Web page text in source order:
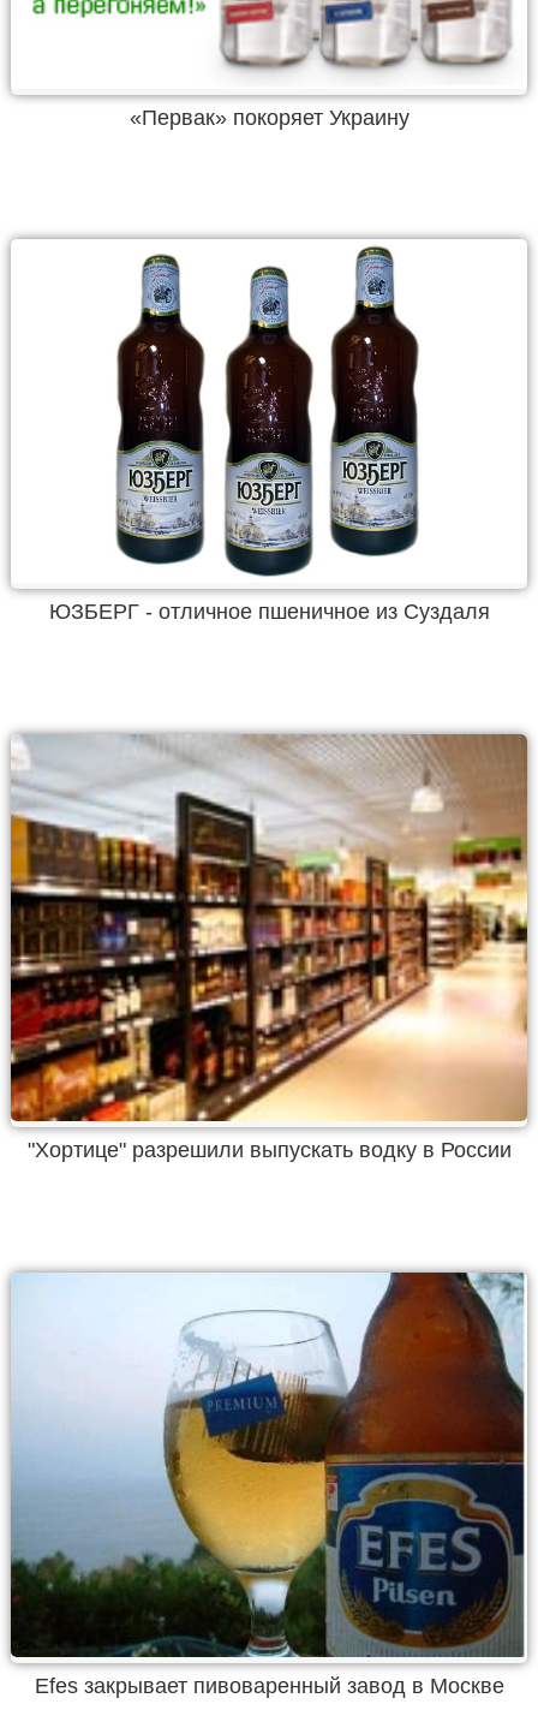
«Первак» покоряет Украину
ЮЗБЕРГ - отличное пшеничное из Суздаля
"Хортице" разрешили выпускать водку в России
Efes закрывает пивоваренный завод в Москве